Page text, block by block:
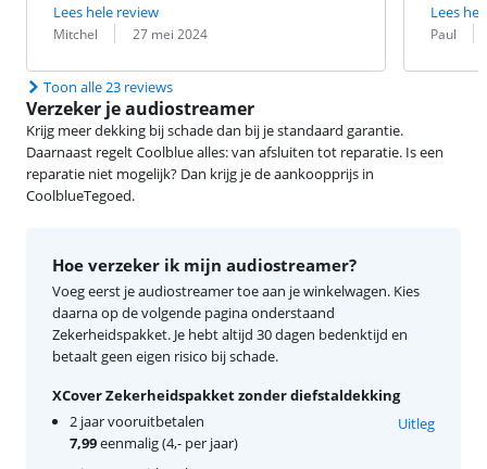
Lees hele review
Beoordeling door:
Mitchel
Datum: 27 mei 2024
Lees
Paul
Datum:
Toon alle 23 reviews
Verzeker je audiostreamer
Krijg meer dekking bij schade dan bij je standaard garantie.
Daarnaast regelt Coolblue alles: van afsluiten tot reparatie. Is een
reparatie niet mogelijk? Dan krijg je de aankoopprijs in
CoolblueTegoed.
Hoe verzeker ik mijn audiostreamer?
Voeg eerst je audiostreamer toe aan je winkelwagen. Kies
daarna op de volgende pagina onderstaand
Zekerheidspakket. Je hebt altijd 30 dagen bedenktijd en
betaalt geen eigen risico bij schade.
XCover Zekerheidspakket zonder diefstaldekking
2 jaar vooruitbetalen
7,99eenmalig (4,- per jaar)
Uitleg